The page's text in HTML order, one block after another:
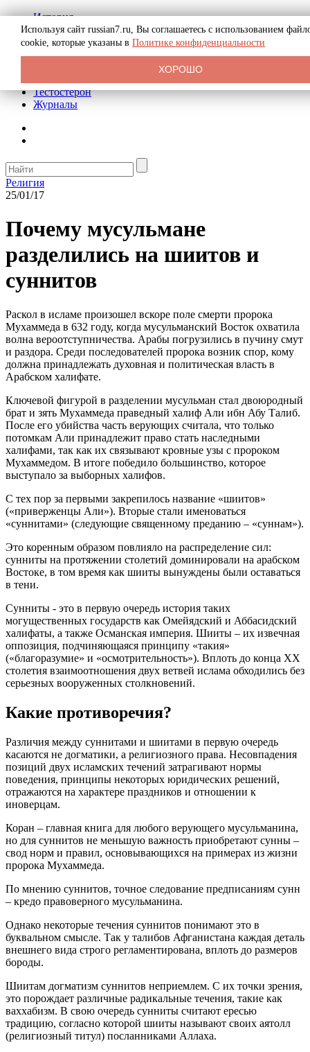
История
Биография
Криминал
Реклама на сайте
Тестостерон
Журналы
Религия
25/01/17
Почему мусульмане
разделились на шиитов и
суннитов
Раскол в исламе произошел вскоре поле смерти пророка
Мухаммеда в 632 году, когда мусульманский Восток охватила
волна вероотступничества. Арабы погрузились в пучину смут
и раздора. Среди последователей пророка возник спор, кому
должна принадлежать духовная и политическая власть в
Арабском халифате.
Ключевой фигурой в разделении мусульман стал двоюродный
брат и зять Мухаммеда праведный халиф Али ибн Абу Талиб.
После его убийства часть верующих считала, что только
потомкам Али принадлежит право стать наследными
халифами, так как их связывают кровные узы с пророком
Мухаммедом. В итоге победило большинство, которое
выступало за выборных халифов.
С тех пор за первыми закрепилось название «шиитов»
(«приверженцы Али»). Вторые стали именоваться
«суннитами» (следующие священному преданию – «суннам»).
Это коренным образом повлияло на распределение сил:
сунниты на протяжении столетий доминировали на арабском
Востоке, в том время как шииты вынуждены были оставаться
в тени.
Сунниты - это в первую очередь история таких
могущественных государств как Омейядский и Аббасидский
халифаты, а также Османская империя. Шииты – их извечная
оппозиция, подчиняющаяся принципу «такия»
(«благоразумие» и «осмотрительность»). Вплоть до конца XX
столетия взаимоотношения двух ветвей ислама обходились без
серьезных вооруженных столкновений.
Какие противоречия?
Различия между суннитами и шиитами в первую очередь
касаются не догматики, а религиозного права. Несовпадения
позиций двух исламских течений затрагивают нормы
поведения, принципы некоторых юридических решений,
отражаются на характере праздников и отношении к
иноверцам.
Коран – главная книга для любого верующего мусульманина,
но для суннитов не меньшую важность приобретают сунны –
свод норм и правил, основывающихся на примерах из жизни
пророка Мухаммеда.
По мнению суннитов, точное следование предписаниям сунн
– кредо правоверного мусульманина.
Однако некоторые течения суннитов понимают это в
буквальном смысле. Так у талибов Афганистана каждая деталь
внешнего вида строго регламентирована, вплоть до размеров
бороды.
Шиитам догматизм суннитов неприемлем. С их точки зрения,
это порождает различные радикальные течения, такие как
ваххабизм. В свою очередь сунниты считают ересью
традицию, согласно которой шииты называют своих аятолл
(религиозный титул) посланниками Аллаха.
Используя сайт russian7.ru, Вы соглашаетесь с использованием
cookie, которые указаны в Политике конфиденциальности
ХОРОШО